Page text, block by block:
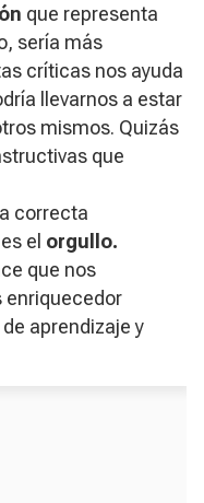
que representa
sería más
críticas nos ayuda
llevarnos a estar
mismos. Quizás
que
correcta
el orgullo.
que nos
enriquecedor
aprendizaje y